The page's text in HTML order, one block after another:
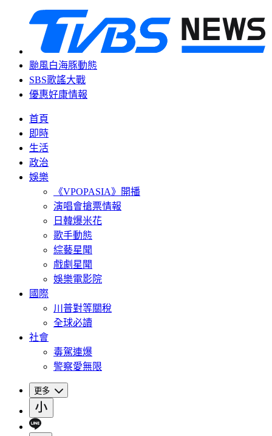
颱風白海豚動態
SBS歌謠大戰
優惠好康情報
首頁
即時
生活
政治
娛樂
《VPOPASIA》開播
演唱會搶票情報
日韓爆米花
歌手動態
綜藝星聞
戲劇星聞
娛樂電影院
國際
川普對等關稅
全球必讀
社會
毒駕連爆
警察愛無限
更多